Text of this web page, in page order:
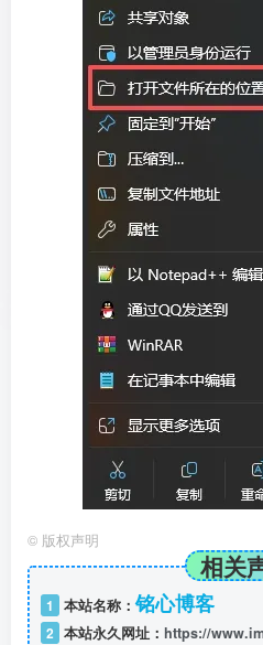
© 版权声明
相关
1 本站名称：铭心博客
2 本站永久网址： https://